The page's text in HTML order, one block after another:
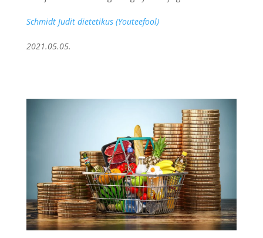
Schmidt Judit dietetikus (Youteefool)
2021.05.05.